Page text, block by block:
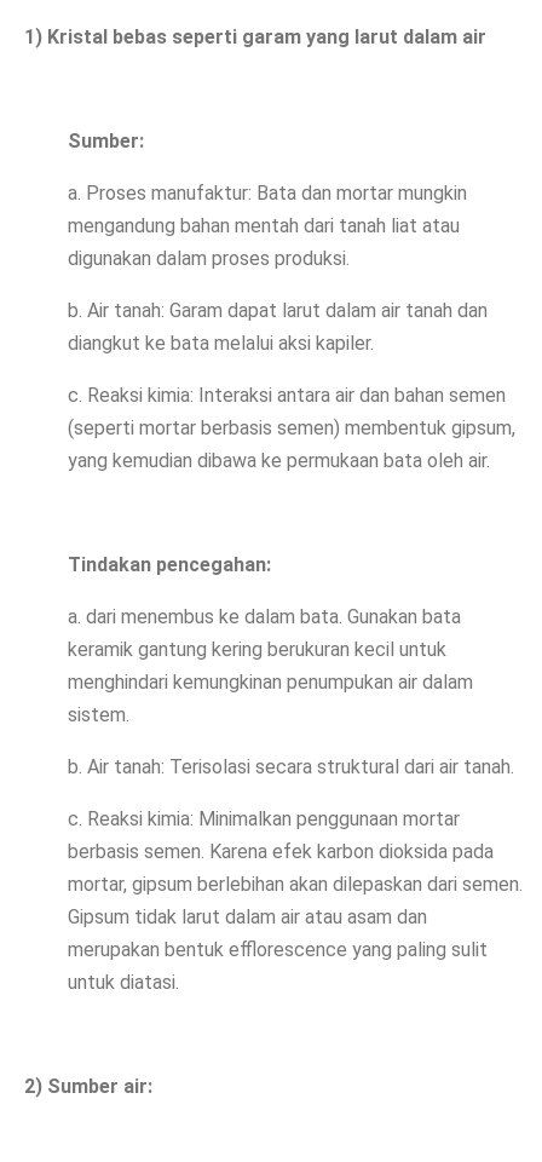
1) Kristal bebas seperti garam yang larut dalam air
Sumber:
a. Proses manufaktur: Bata dan mortar mungkin
mengandung bahan mentah dari tanah liat atau
digunakan dalam proses produksi.
b. Air tanah: Garam dapat larut dalam air tanah dan
diangkut ke bata melalui aksi kapiler.
c. Reaksi kimia: Interaksi antara air dan bahan semen
(seperti mortar berbasis semen) membentuk gipsum,
yang kemudian dibawa ke permukaan bata oleh air.
Tindakan pencegahan:
a. dari menembus ke dalam bata. Gunakan bata
keramik gantung kering berukuran kecil untuk
menghindari kemungkinan penumpukan air dalam
sistem.
b. Air tanah: Terisolasi secara struktural dari air tanah.
c. Reaksi kimia: Minimalkan penggunaan mortar
berbasis semen. Karena efek karbon dioksida pada
mortar, gipsum berlebihan akan dilepaskan dari semen.
Gipsum tidak larut dalam air atau asam dan
merupakan bentuk efflorescence yang paling sulit
untuk diatasi.
2) Sumber air: